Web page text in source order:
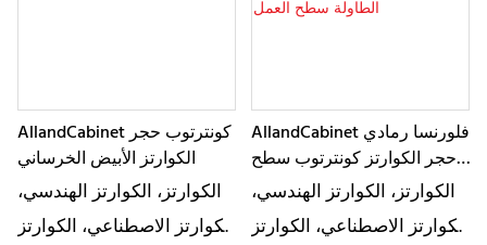
من الحجر الاصطناعي. إنها
AllandCabinet كونترتوب حجر
الكوارتز الأبيض الخرساني
الكوارتز، الكوارتز الهندسي،
الكوارتز الاصطناعي، الكوارتز
AllandCabinet فلورنسا رمادي
حجر الكوارتز كونترتوب سطح
الطاولة سطح العمل
الكوارتز، الكوارتز الهندسي،
الكوارتز الاصطناعي، الكوارتز